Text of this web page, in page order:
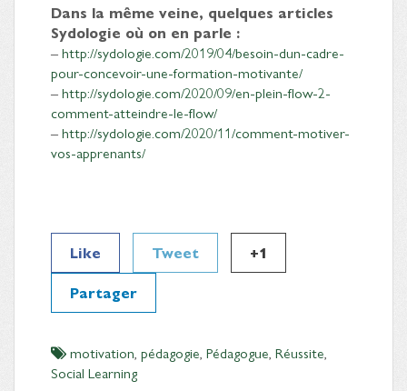
Dans la même veine, quelques articles
Sydologie où on en parle :
–http://sydologie.com/2019/04/besoin-dun-cadre-
pour-concevoir-une-formation-motivante/
–http://sydologie.com/2020/09/en-plein-flow-2-
comment-atteindre-le-flow/
–http://sydologie.com/2020/11/comment-motiver-
vos-apprenants/
Like Tweet
+1
Partager
motivation pédagogie Pédagogue Réussite
Social Learning